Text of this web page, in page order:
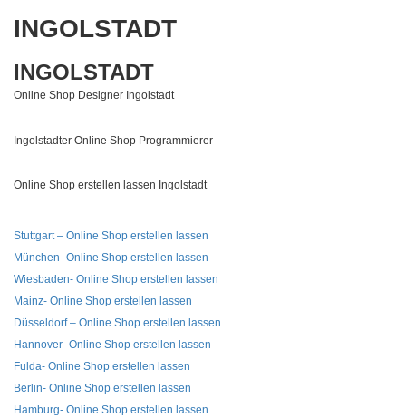
INGOLSTADT
INGOLSTADT
Online Shop Designer Ingolstadt
Ingolstadter Online Shop Programmierer
Online Shop erstellen lassen Ingolstadt
Stuttgart – Online Shop erstellen lassen
München- Online Shop erstellen lassen
Wiesbaden- Online Shop erstellen lassen
Mainz- Online Shop erstellen lassen
Düsseldorf – Online Shop erstellen lassen
Hannover- Online Shop erstellen lassen
Fulda- Online Shop erstellen lassen
Berlin- Online Shop erstellen lassen
Hamburg- Online Shop erstellen lassen